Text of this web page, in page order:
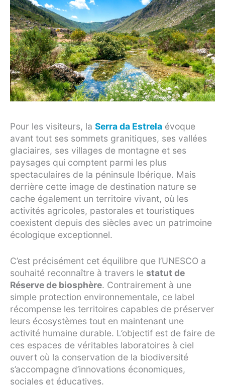
Pour les visiteurs, la Serra da Estrela évoque
avant tout ses sommets granitiques, ses vallées
glaciaires, ses villages de montagne et ses
paysages qui comptent parmi les plus
spectaculaires de la péninsule Ibérique. Mais
derrière cette image de destination nature se
cache également un territoire vivant, où les
activités agricoles, pastorales et touristiques
coexistent depuis des siècles avec un patrimoine
écologique exceptionnel.
C’est précisément cet équilibre que l’UNESCO a
souhaité reconnaître à travers le statut de
Réserve de biosphère. Contrairement à une
simple protection environnementale, ce label
récompense les territoires capables de préserver
leurs écosystèmes tout en maintenant une
activité humaine durable. L’objectif est de faire de
ces espaces de véritables laboratoires à ciel
ouvert où la conservation de la biodiversité
s’accompagne d’innovations économiques,
sociales et éducatives.